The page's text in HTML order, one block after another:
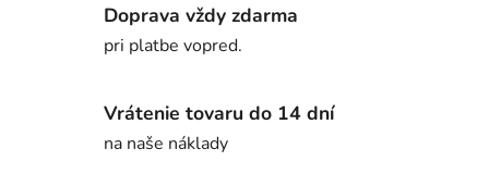
Doprava vždy zdarma
pri platbe vopred.
Vrátenie tovaru do 14 dní
na naše náklady